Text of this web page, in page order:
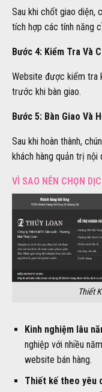
Sau khi chốt giao diện,
tích hợp các tính năng
Bước 4: Kiểm Tra Và
Website được kiểm tra
trước khi bàn giao.
Bước 5: Bàn Giao Và
Sau khi hoàn thành,
khách hàng quản trị nội
VÌ SAO NÊN CHỌN
Thiết
Kinh nghiệm lâu
nghiệp với nhiều
website bán hàng.
Thiết kế theo yêu